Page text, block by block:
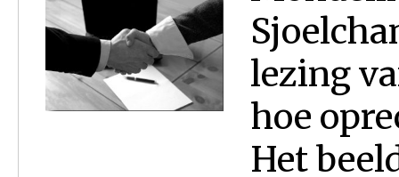
lezing
hoe
Het